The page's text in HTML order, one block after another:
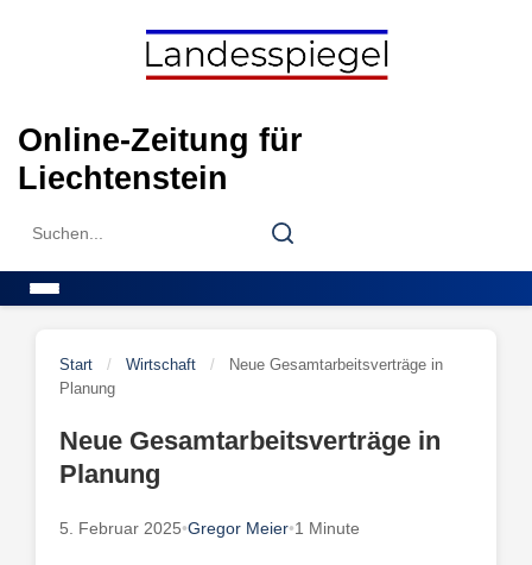
Online-Zeitung für
Liechtenstein
Search
Search
Start / Wirtschaft /
Neue Gesamtarbeitsverträge in
Planung
Neue Gesamtarbeitsverträge in
Planung
5. Februar 2025•Gregor Meier•1 Minute